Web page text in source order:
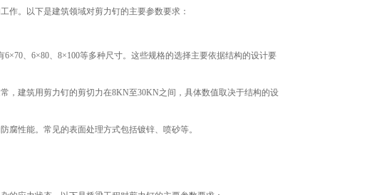
作。以下是建筑领域对剪力钉的主要参数要求：
、6×80、8×100等多种尺寸。这些规格的选择主要依据结构的设计要
，建筑用剪力钉的剪切力在8KN至30KN之间，具体数值取决于结构的设
腐性能。常见的表面处理方式包括镀锌、喷砂等。